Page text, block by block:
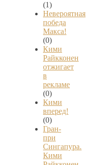
(1)
Невероятная
победа
Макса!
(0)
Кими
Райкконен
отжигает
в
рекламе
(0)
Кими
вперед!
(0)
Гран-
при
Сингапура.
Кими